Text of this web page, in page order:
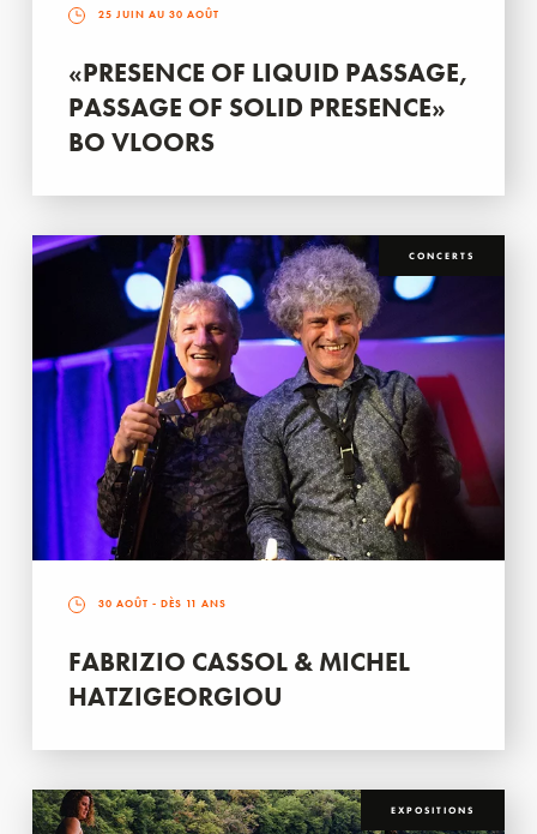
25 JUIN AU 30 AOÛT
«PRESENCE OF LIQUID PASSAGE,
PASSAGE OF SOLID PRESENCE»
BO VLOORS
CONCERTS
30 AOÛT - DÈS 11 ANS
FABRIZIO CASSOL & MICHEL
HATZIGEORGIOU
EXPOSITIONS